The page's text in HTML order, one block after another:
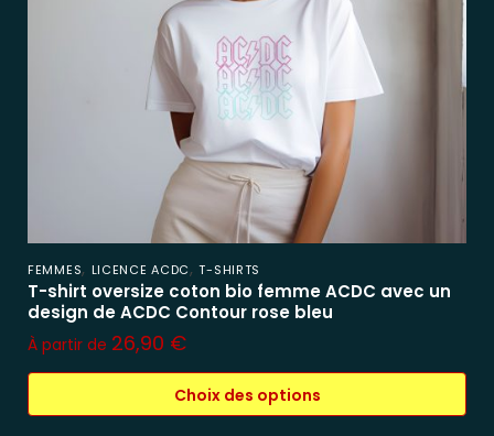
FEMMES, LICENCE ACDC,T-SHIRTS
T-shirt oversize coton bio femme ACDC avec un
design de ACDC Contour rose bleu
À partir de 26,90 €
Choix des options